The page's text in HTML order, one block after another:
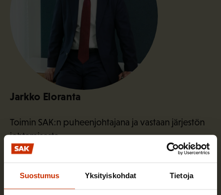
Suostumus Yksityiskohdat Tietoja
Jarkko Eloranta
Toimin SAK:n puheenjohtajana ja vastaan järjestön
johtamisesta.
Lue lisää kirjoittajasta